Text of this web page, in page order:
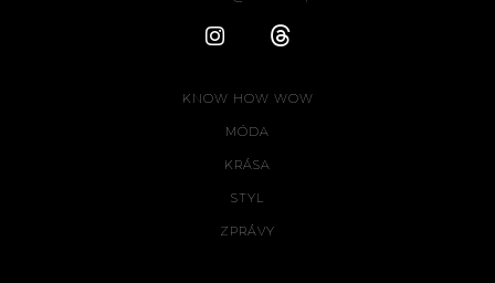
KNOW HOW WOW
MÓDA
KRÁSA
STYL
ZPRÁVY